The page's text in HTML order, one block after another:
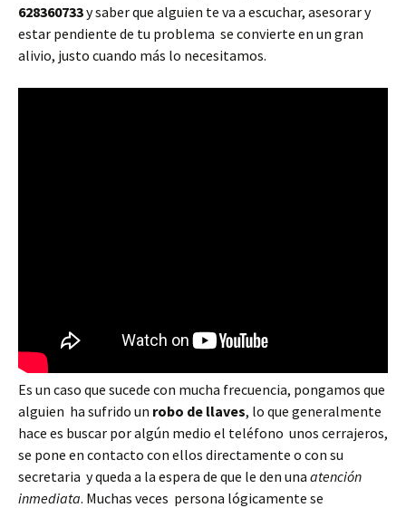
628360733y saber que alguien te va a escuchar, asesorar y
estar pendiente de tu problema se convierte en un gran
alivio, justo cuando más lo necesitamos.
Es un caso que sucede con mucha frecuencia, pongamos que
alguien ha sufrido un robo de llaves, lo que generalmente
hace es buscar por algún medio el teléfono unos cerrajeros,
se pone en contacto con ellos directamente o con su
secretaria y queda a la espera de que le den una atención
inmediata. Muchas veces persona lógicamente se